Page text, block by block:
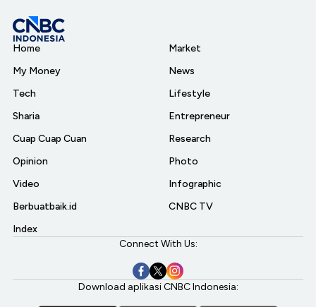
Home
My Money
Tech
Sharia
Cuap Cuap Cuan
Opinion
Video
Berbuatbaik.id
Index
Market
News
Lifestyle
Entrepreneur
Research
Photo
Infographic
CNBC TV
Connect With Us:
Download aplikasi CNBC Indonesia: